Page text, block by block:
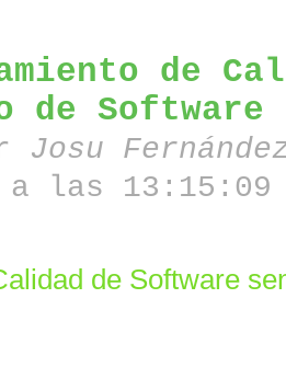
de
de Software
Josu
a las 13:15:09
de Software